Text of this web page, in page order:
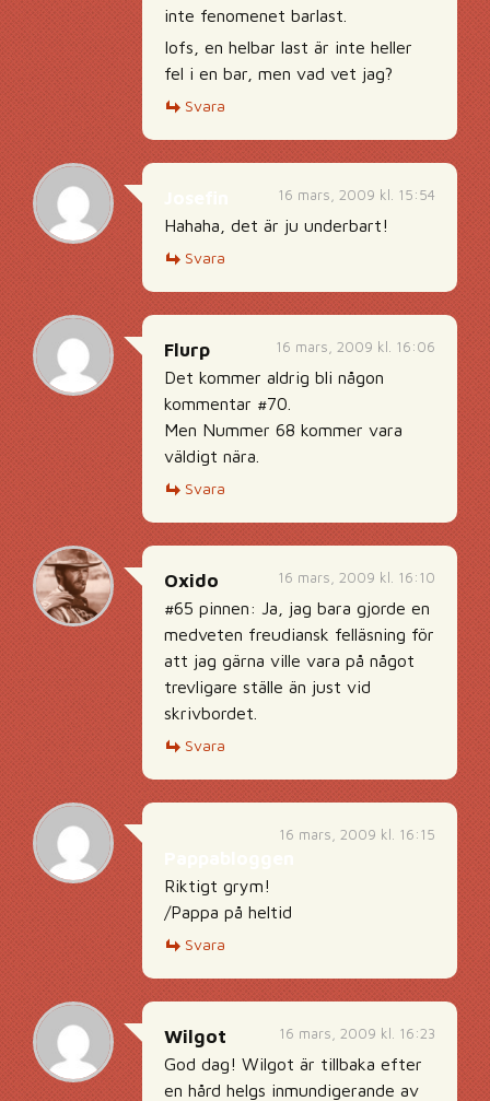
inte fenomenet barlast.
Iofs, en helbar last är inte heller
fel i en bar, men vad vet jag?
Svara
16 mars, 2009 kl. 15:54
Hahaha, det är ju underbart!
Svara
16 mars, 2009 kl. 16:06
Flurp
Det kommer aldrig bli någon
kommentar #70.
Men Nummer 68 kommer vara
väldigt nära.
Svara
16 mars, 2009 kl. 16:10
Oxido
#65 pinnen: Ja, jag bara gjorde en
medveten freudiansk felläsning för
att jag gärna ville vara på något
trevligare ställe än just vid
skrivbordet.
Svara
16 mars, 2009 kl. 16:15
Riktigt grym!
/Pappa på heltid
Svara
16 mars, 2009 kl. 16:23
Wilgot
God dag! Wilgot är tillbaka efter
en hård helgs inmundigerande av